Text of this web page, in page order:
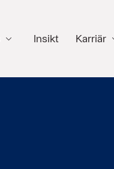
Insikt Karriär